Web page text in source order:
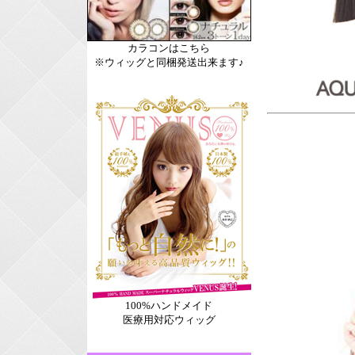
カラコンはこちら
※ウィッグと同梱発送出来ます♪
100%ハンドメイド
医療用対応ウィッグ